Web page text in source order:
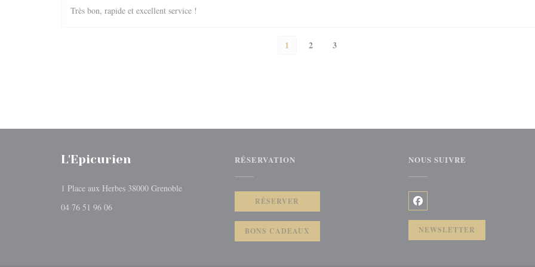
Très bon, rapide et excellent service !
1 2 3
L'Epicurien
1 Place aux Herbes 38000 Grenoble((ouvre une nouvelle fenêtre))
04 76 51 96 06
RÉSERVATION
RÉSERVER
BONS CADEAUX
NOUS SUIVRE
Facebook ((ouvre une nouvelle
NEWSLETTER